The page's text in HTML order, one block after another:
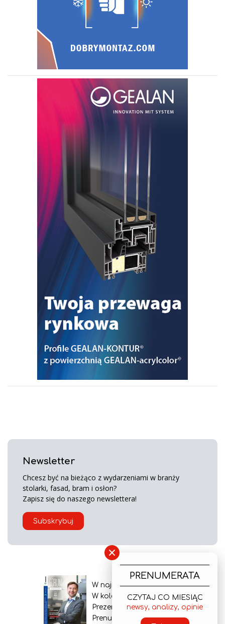
Newsletter
Chcesz być na bieżąco z wydarzeniami w branży
stolarki, fasad, bram i osłon?
Zapisz się do naszego newslettera!
Subskrybuj
W najnowszym wydaniu
W kolejnym numerze
Prezentacja gazety
Prenumerata
×
PRENUMERATA
CZYTAJ CO MIESIĄC
newsy, analizy, opinie